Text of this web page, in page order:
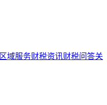
区域服务财税资讯财税问答关